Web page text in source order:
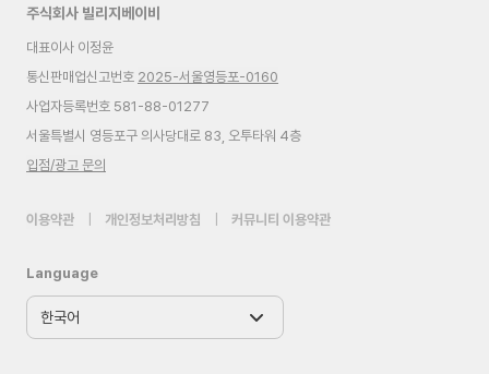
주식회사 빌리지베이비
대표이사 이정윤
통신판매업신고번호 2025-서울영등포-0160
사업자등록번호 581-88-01277
서울특별시 영등포구 의사당대로 83, 오투타워 4층
입점/광고 문의
이용약관 개인정보처리방침 커뮤니티 이용약관
Language